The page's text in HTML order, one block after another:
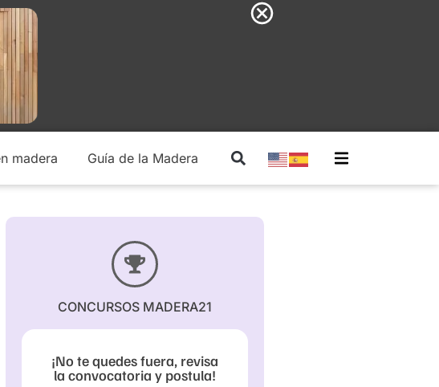
madera Guía de la Madera
CONCURSOS MADERA21
¡No te quedes fuera, revisa
la convocatoria y postula!